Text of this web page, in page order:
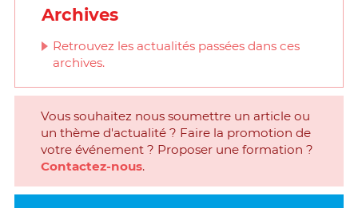
Archives
Retrouvez les actualités passées dans ces
archives.
Vous souhaitez nous soumettre un article ou
un thème d'actualité ? Faire la promotion de
votre événement ? Proposer une formation ?
Contactez-nous.